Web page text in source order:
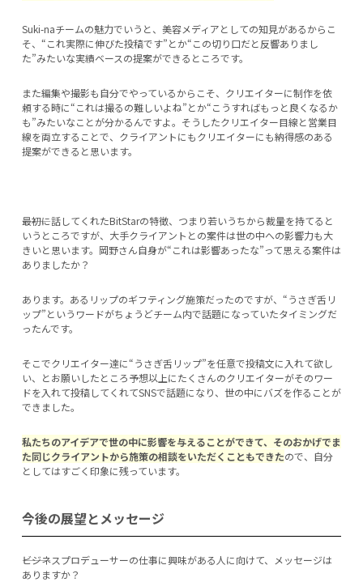
Suki-naチームの魅力でいうと、美容メディアとしての知見があるからこ
そ、“これ実際に伸びた投稿です”とか“この切り口だと反響ありまし
た”みたいな実績ベースの提案ができるところです。
また編集や撮影も自分でやっているからこそ、クリエイターに制作を依
頼する時に“これは撮るの難しいよね”とか“こうすればもっと良くなるか
も”みたいなことが分かるんですよ。そうしたクリエイター目線と営業目
線を両立することで、クライアントにもクリエイターにも納得感のある
提案ができると思います。
―――最初に話してくれたBitStarの特徴、つまり若いうちから裁量を持てると
いうところですが、大手クライアントとの案件は世の中への影響力も大
きいと思います。岡野さん自身が“これは影響あったな”って思える案件は
ありましたか？
あります。あるリップのギフティング施策だったのですが、“うさぎ舌リ
ップ”というワードがちょうどチーム内で話題になっていたタイミングだ
ったんです。
そこでクリエイター達に“うさぎ舌リップ”を任意で投稿文に入れて欲し
い、とお願いしたところ予想以上にたくさんのクリエイターがそのワー
ドを入れて投稿してくれてSNSで話題になり、世の中にバズを作ることが
できました。
私たちのアイデアで世の中に影響を与えることができて、そのおかげでま
た同じクライアントから施策の相談をいただくこともできたので、自分
としてはすごく印象に残っています。
今後の展望とメッセージ
―――ビジネスプロデューサーの仕事に興味がある人に向けて、メッセージは
ありますか？